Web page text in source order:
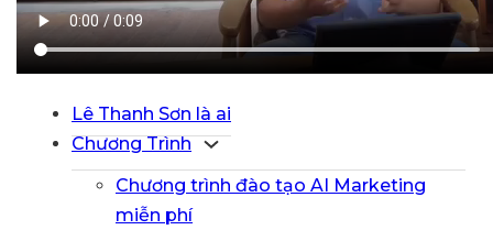
Lê Thanh Sơn là ai
Chương Trình
Chương trình đào tạo AI Marketing
miễn phí